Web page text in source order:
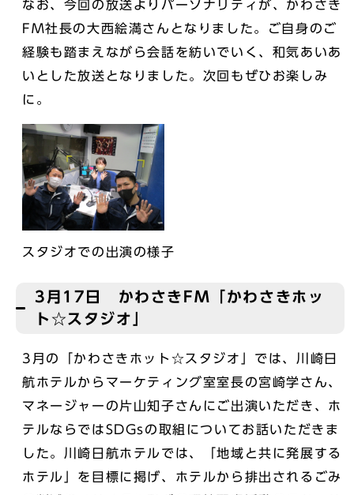
なお、今回の放送よりパーソナリティが、かわさき
FM社長の大西絵満さんとなりました。ご自身のご
経験も踏まえながら会話を紡いでいく、和気あいあ
いとした放送となりました。次回もぜひお楽しみ
に。
スタジオでの出演の様子
3月17日 かわさきFM「かわさきホッ
ト☆スタジオ」
3月の「かわさきホット☆スタジオ」では、川崎日
航ホテルからマーケティング室室長の宮崎学さん、
マネージャーの片山知子さんにご出演いただき、ホ
テルならではSDGsの取組についてお話いただきま
した。川崎日航ホテルでは、「地域と共に発展する
ホテル」を目標に掲げ、ホテルから排出されるごみ